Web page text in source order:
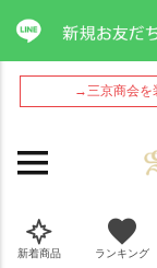
→三京商会を
新着商品 ランキング